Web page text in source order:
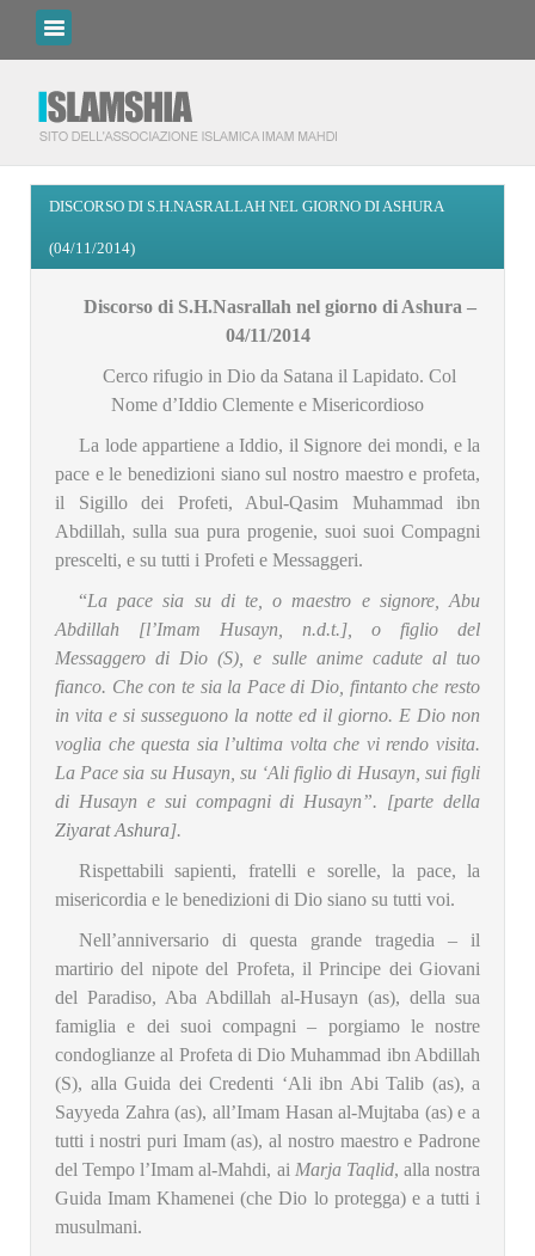
DISCORSO DI S.H.NASRALLAH NEL GIORNO DI ASHURA
(04/11/2014)
Discorso di S.H.Nasrallah nel giorno di Ashura –
04/11/2014
Cerco rifugio in Dio da Satana il Lapidato. Col
Nome d’Iddio Clemente e Misericordioso
La lode appartiene a Iddio, il Signore dei mondi, e la
pace e le benedizioni siano sul nostro maestro e profeta,
il Sigillo dei Profeti, Abul-Qasim Muhammad ibn
Abdillah, sulla sua pura progenie, suoi suoi Compagni
prescelti, e su tutti i Profeti e Messaggeri.
“La pace sia su di te, o maestro e signore, Abu
Abdillah [l’Imam Husayn, n.d.t.], o figlio del
Messaggero di Dio (S),e sulle anime cadute al tuo
fianco. Che con te sia la Pace di Dio, fintanto che resto
in vita e si susseguono la notte ed il giorno. E Dio non
voglia che questa sia l’ultima volta che vi rendo visita.
La Pace sia su Husayn, su ‘Ali figlio di Husayn, sui figli
di Husayn e sui compagni di Husayn”. [parte della
Ziyarat Ashura].
Rispettabili sapienti, fratelli e sorelle, la pace, la
misericordia e le benedizioni di Dio siano su tutti voi.
Nell’anniversario di questa grande tragedia – il
martirio del nipote del Profeta, il Principe dei Giovani
del Paradiso, Aba Abdillah al-Husayn (as), della sua
famiglia e dei suoi compagni – porgiamo le nostre
condoglianze al Profeta di Dio Muhammad ibn Abdillah
(S), alla Guida dei Credenti ‘Ali ibn Abi Talib (as), a
Sayyeda Zahra (as), all’Imam Hasan al-Mujtaba (as) e a
tutti i nostri puri Imam (as), al nostro maestro e Padrone
del Tempo l’Imam al-Mahdi, ai Marja Taqlid, alla nostra
Guida Imam Khamenei (che Dio lo protegga) e a tutti i
musulmani.